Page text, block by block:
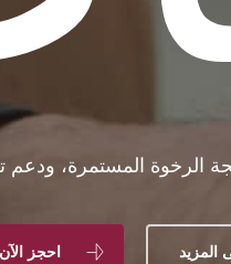
الرخوة المستمرة، ودعم
احجز الآن